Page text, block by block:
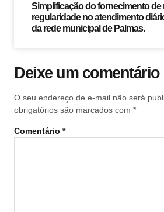
Simplificação do fornecimento de
regularidade no atendimento
da rede municipal de Palmas.
Deixe um comentário
O seu endereço de e-mail não será
obrigatórios são marcados com *
Comentário *